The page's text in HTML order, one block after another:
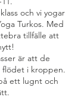
och vi yogar
Turkos. Med
tillfälle att
är att de
flödet i kroppen.
ett lugnt och